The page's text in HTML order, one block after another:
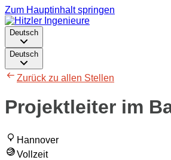
Zum Hauptinhalt springen
Deutsch
Deutsch
Zurück zu allen Stellen
Projektleiter im
Hannover
Vollzeit